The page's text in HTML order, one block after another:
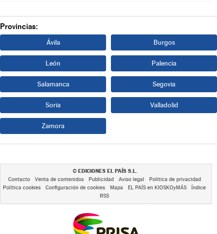
Provincias:
Ávila Burgos
León Palencia
Salamanca Segovia
Soria Valladolid
Zamora
© EDICIONES EL PAÍS S.L.
Contacto Venta de contenidos Publicidad Aviso legal
Política de privacidad
Política cookies
Configuración de cookies Mapa EL PAÍS en KIOSKOyMÁS
Índice
RSS